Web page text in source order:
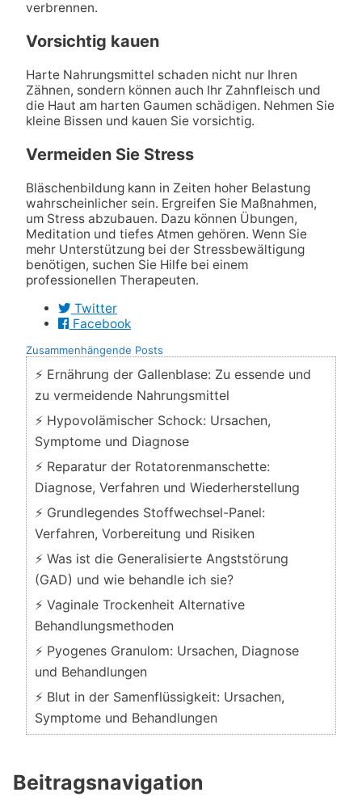
verbrennen.
Vorsichtig kauen
Harte Nahrungsmittel schaden nicht nur Ihren
Zähnen, sondern können auch Ihr Zahnfleisch und
die Haut am harten Gaumen schädigen. Nehmen Sie
kleine Bissen und kauen Sie vorsichtig.
Vermeiden Sie Stress
Bläschenbildung kann in Zeiten hoher Belastung
wahrscheinlicher sein. Ergreifen Sie Maßnahmen,
um Stress abzubauen. Dazu können Übungen,
Meditation und tiefes Atmen gehören. Wenn Sie
mehr Unterstützung bei der Stressbewältigung
benötigen, suchen Sie Hilfe bei einem
professionellen Therapeuten.
Twitter
Facebook
Zusammenhängende Posts
⚡ Ernährung der Gallenblase: Zu essende und
zu vermeidende Nahrungsmittel
⚡ Hypovolämischer Schock: Ursachen,
Symptome und Diagnose
⚡ Reparatur der Rotatorenmanschette:
Diagnose, Verfahren und Wiederherstellung
⚡ Grundlegendes Stoffwechsel-Panel:
Verfahren, Vorbereitung und Risiken
⚡ Was ist die Generalisierte Angststörung
(GAD) und wie behandle ich sie?
⚡ Vaginale Trockenheit Alternative
Behandlungsmethoden
⚡ Pyogenes Granulom: Ursachen, Diagnose
und Behandlungen
⚡ Blut in der Samenflüssigkeit: Ursachen,
Symptome und Behandlungen
Beitragsnavigation